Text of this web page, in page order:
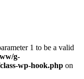
1 to be a valid
g-
wp-hook.php on